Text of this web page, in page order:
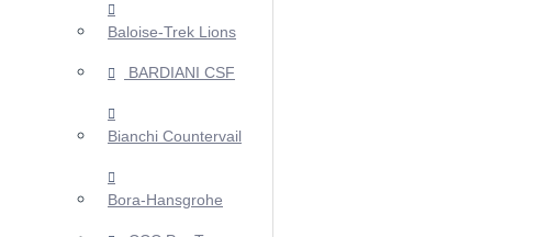
Baloise-Trek Lions
BARDIANI CSF
Bianchi Countervail
Bora-Hansgrohe